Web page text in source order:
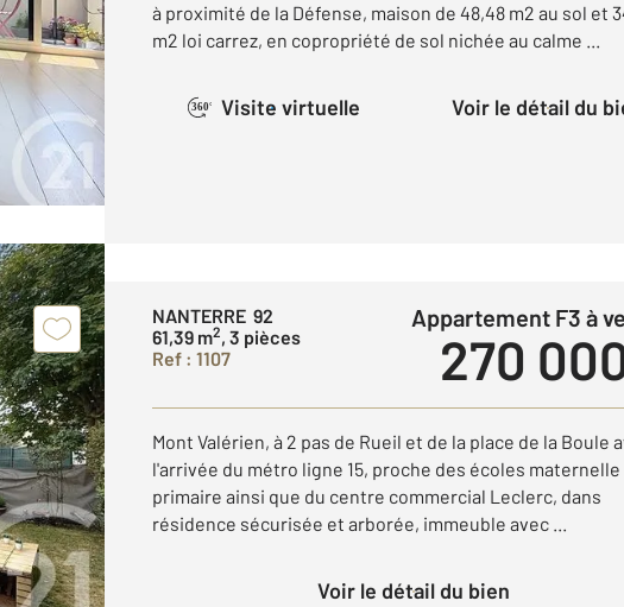
à proximité de la Défense, maison de 48,48 m2 au sol et
m2 loi carrez, en copropriété de sol nichée au calme ...
360° Visite virtuelle Voir le détail du
NANTERRE 92
61,39 m2, 3 pièces
Ref : 1107
Appartement F3 à
270
Mont Valérien, à 2 pas de Rueil et de la place de la Boule
l'arrivée du métro ligne 15, proche des écoles maternelle
primaire ainsi que du centre commercial Leclerc, dans
résidence sécurisée et arborée, immeuble avec ...
Voir le détail du bien